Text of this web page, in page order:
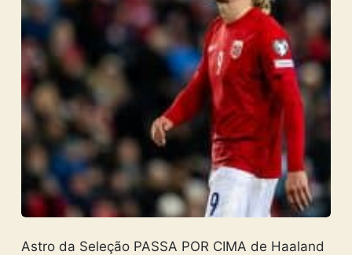
Astro da Seleção PASSA POR CIMA de Haaland